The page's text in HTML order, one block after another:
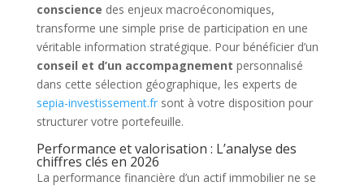
conscience des enjeux macroéconomiques,
transforme une simple prise de participation en une
véritable information stratégique. Pour bénéficier d’un
conseil et d’un accompagnement personnalisé
dans cette sélection géographique, les experts de
sepia-investissement.frsont à votre disposition pour
structurer votre portefeuille.
Performance et valorisation : L’analyse des
chiffres clés en 2026
La performance financière d’un actif immobilier ne se